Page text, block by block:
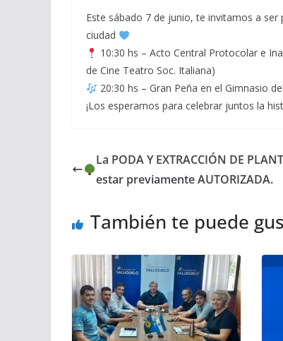
Este sábado 7 de junio, te invitamos a
ciudad
10:30 hs – Acto Central Protocolar e
de Cine Teatro Soc. Italiana)
20:30 hs – Gran Peña en el Gimnasio
¡Los esperamos para celebrar juntos la
La PODA Y EXTRACCIÓN DE
estar previamente AUTORIZADA.
También te puede